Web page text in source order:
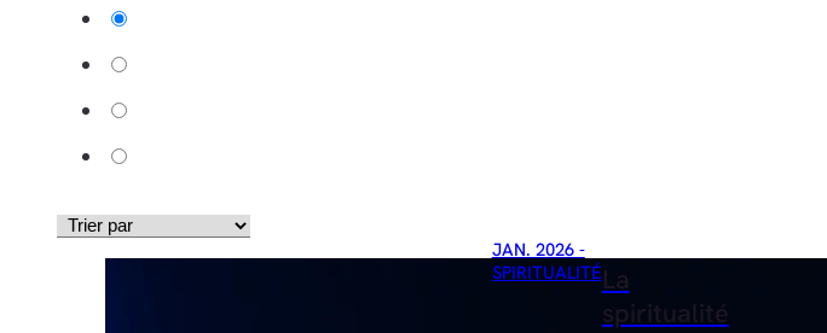
JAN. 2026 -
SPIRITUALITÉLa
spiritualité